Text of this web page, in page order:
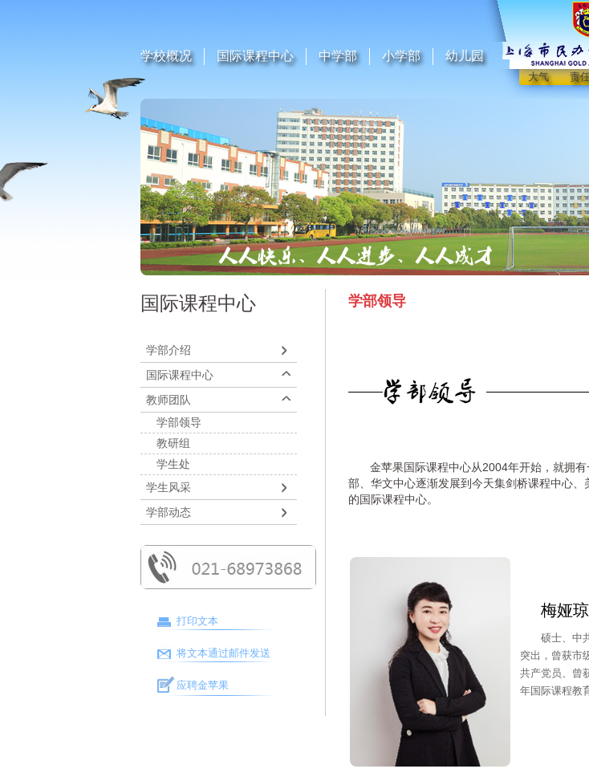
学校概况 国际课程中心 中学部 小学部 幼儿园
大气 责
国际课程中心
学部介绍
国际课程中心
教师团队
学部领导
教研组
学生处
学生风采
学部动态
打印文本
将文本通过邮件发送
应聘金苹果
学部领导
金苹果 国际课程中心从2004年开始，就拥
部、华文中心逐渐发展到今天集剑桥课程中心
的 国际课程中心。
梅娅琼
硕士、中
突出，曾获市
共产党员、曾
年国际课程教